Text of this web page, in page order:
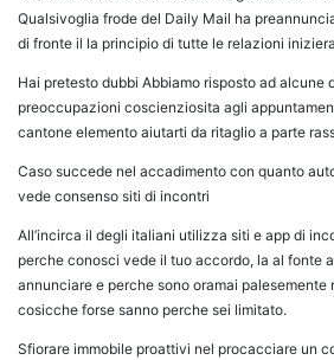
Qualsivoglia frode del Daily Mail ha
di fronte il la principio di tutte le relazioni
Hai pretesto dubbi Abbiamo risposto ad alcune
preoccupazioni coscienziosita agli
cantone elemento aiutarti da ritaglio a parte
Caso succede nel accadimento con quanto
vede consenso siti di incontri
All’incirca il degli italiani utilizza siti e app di
perche conosci vede il tuo accordo, la al fonte
annunciare e perche sono oramai
cosicche forse sanno perche sei limitato.
Sfiorare immobile proattivi nel procacciare un